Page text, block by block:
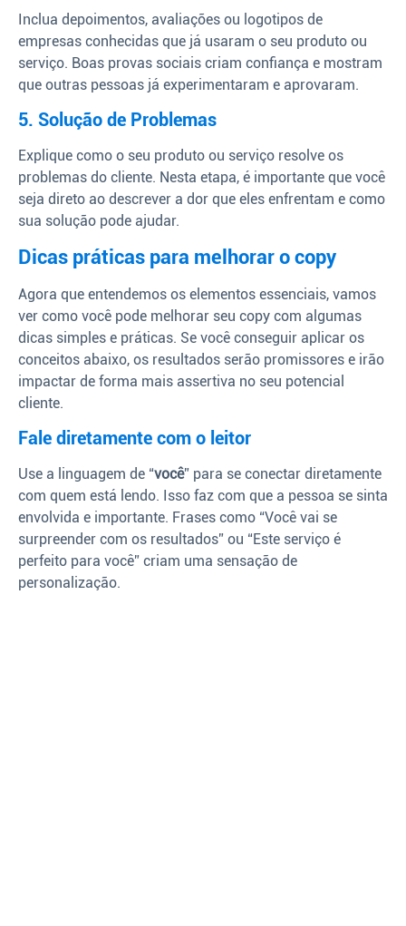
Inclua depoimentos, avaliações ou logotipos de
empresas conhecidas que já usaram o seu produto ou
serviço. Boas provas sociais criam confiança e mostram
que outras pessoas já experimentaram e aprovaram.
5. Solução de Problemas
Explique como o seu produto ou serviço resolve os
problemas do cliente. Nesta etapa, é importante que você
seja direto ao descrever a dor que eles enfrentam e como
sua solução pode ajudar.
Dicas práticas para melhorar o copy
Agora que entendemos os elementos essenciais, vamos
ver como você pode melhorar seu copy com algumas
dicas simples e práticas. Se você conseguir aplicar os
conceitos abaixo, os resultados serão promissores e irão
impactar de forma mais assertiva no seu potencial
cliente.
Fale diretamente com o leitor
Use a linguagem de “você” para se conectar diretamente
com quem está lendo. Isso faz com que a pessoa se sinta
envolvida e importante. Frases como “Você vai se
surpreender com os resultados” ou “Este serviço é
perfeito para você” criam uma sensação de
personalização.